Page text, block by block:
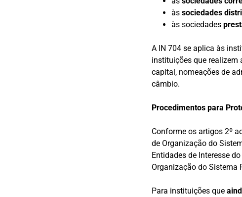
às sociedades
às sociedades
A IN 704 se aplica às
instituições que realizem
capital, nomeações de
câmbio.
Procedimentos para
Conforme os artigos 2º
de Organização do
Entidades de Interesse
Organização do Sistema
Para instituições que